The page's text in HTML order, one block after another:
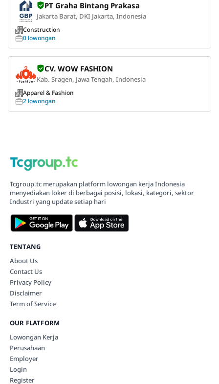
PT Graha Bintang Prakasa
Jakarta Barat, DKI Jakarta, Indonesia
Construction
0 lowongan
CV. WOW FASHION
Kab. Sragen, Jawa Tengah, Indonesia
Apparel & Fashion
2 lowongan
Tcgroup.tc merupakan platform lowongan kerja Indonesia
menyediakan loker di berbagai posisi, lokasi, kategori, sektor
Industri yang update setiap hari
TENTANG
About Us
Contact Us
Privacy Policy
Disclaimer
Term of Service
OUR FLATFORM
Lowongan Kerja
Perusahaan
Employer
Login
Register